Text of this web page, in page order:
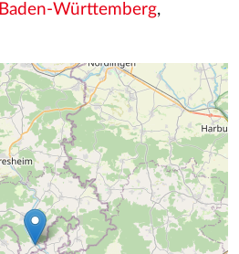
Baden-Württemberg,